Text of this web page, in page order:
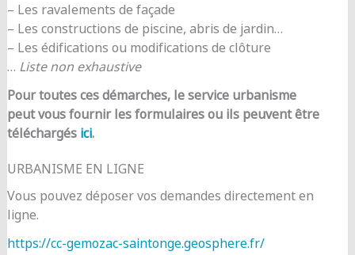
– Les ravalements de façade
– Les constructions de piscine, abris de jardin…
– Les édifications ou modifications de clôture
… Liste non exhaustive
Pour toutes ces démarches, le service urbanisme
peut vous fournir les formulaires ou ils peuvent être
téléchargés ici.
URBANISME EN LIGNE
Vous pouvez déposer vos demandes directement en
ligne.
https://cc-gemozac-saintonge.geosphere.fr/